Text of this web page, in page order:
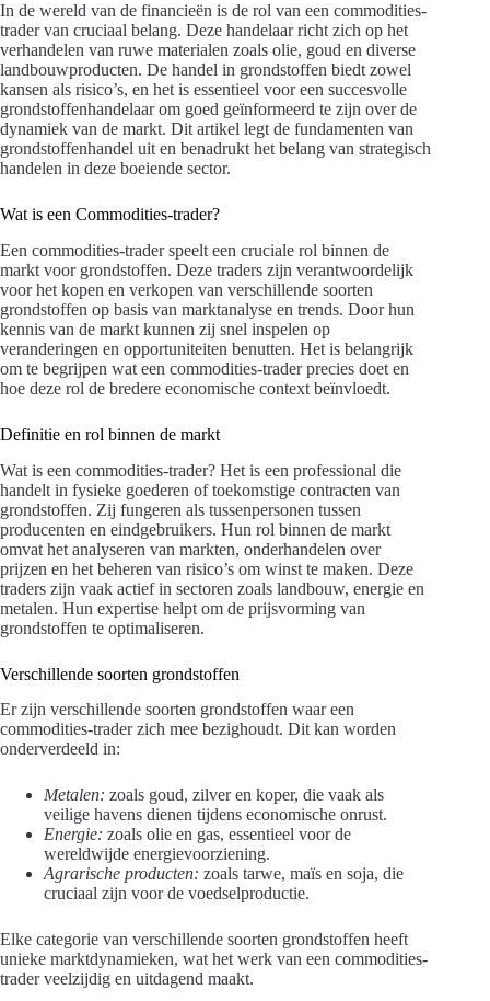
In de wereld van de financieën is de rol van een commodities-
trader van cruciaal belang. Deze handelaar richt zich op het
verhandelen van ruwe materialen zoals olie, goud en diverse
landbouwproducten. De handel in grondstoffen biedt zowel
kansen als risico’s, en het is essentieel voor een succesvolle
grondstoffenhandelaar om goed geïnformeerd te zijn over de
dynamiek van de markt. Dit artikel legt de fundamenten van
grondstoffenhandel uit en benadrukt het belang van strategisch
handelen in deze boeiende sector.
Wat is een Commodities-trader?
Een commodities-trader speelt een cruciale rol binnen de
markt voor grondstoffen. Deze traders zijn verantwoordelijk
voor het kopen en verkopen van verschillende soorten
grondstoffen op basis van marktanalyse en trends. Door hun
kennis van de markt kunnen zij snel inspelen op
veranderingen en opportuniteiten benutten. Het is belangrijk
om te begrijpen wat een commodities-trader precies doet en
hoe deze rol de bredere economische context beïnvloedt.
Definitie en rol binnen de markt
Wat is een commodities-trader? Het is een professional die
handelt in fysieke goederen of toekomstige contracten van
grondstoffen. Zij fungeren als tussenpersonen tussen
producenten en eindgebruikers. Hun rol binnen de markt
omvat het analyseren van markten, onderhandelen over
prijzen en het beheren van risico’s om winst te maken. Deze
traders zijn vaak actief in sectoren zoals landbouw, energie en
metalen. Hun expertise helpt om de prijsvorming van
grondstoffen te optimaliseren.
Verschillende soorten grondstoffen
Er zijn verschillende soorten grondstoffen waar een
commodities-trader zich mee bezighoudt. Dit kan worden
onderverdeeld in:
Metalen: zoals goud, zilver en koper, die vaak als
veilige havens dienen tijdens economische onrust.
Energie: zoals olie en gas, essentieel voor de
wereldwijde energievoorziening.
Agrarische producten: zoals tarwe, maïs en soja, die
cruciaal zijn voor de voedselproductie.
Elke categorie van verschillende soorten grondstoffen heeft
unieke marktdynamieken, wat het werk van een commodities-
trader veelzijdig en uitdagend maakt.